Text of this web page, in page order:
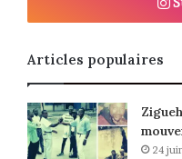
Articles populaires
24